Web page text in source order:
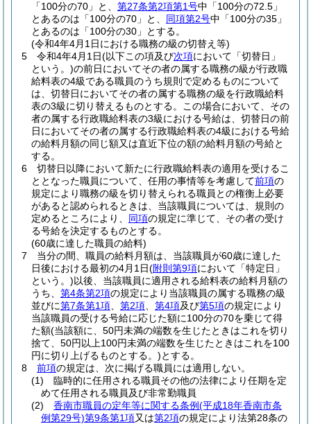
「100分の70」と、 第27条第2項第1号中「100分の72.5」
とあるのは「100分の70」と、 同項第2号中「100分の35」
とあるのは「100分の30」とする。
(令和4年4月1日における職務の級の切替え等)
5
令和4年4月1日(以下この項及び次項において「切替日」
という。)の前日においてその者の属する職務の級が行政職
給料表の4級である職員のうち規則で定めるものについて
は、切替日においてその者の属する職務の級を行政職給料
表の3級に切り替えるものとする。
この場合において、その
者の属する行政職給料表の3級における号給は、切替日の前
日においてその者の属する行政職給料表の4級における号給
の給料月額の同じ額又は直近下位の額の給料月額の号給と
する。
6
切替日以降において新たに行政職給料表の適用を受けるこ
ととなった職員について、任用の事情等を考慮して前項の
規定により職務の級を切り替えられる職員との権衡上必要
があると認められるときは、当該職員については、規則の
定めるところにより、 同項の規定に準じて、その者の受け
る号給を決定するものとする。
(60歳に達した職員の給料)
7
当分の間、職員の給料月額は、当該職員が60歳に達した
日後における最初の4月1日(附則第9項において「特定日」
という。)以後、当該職員に適用される給料表の給料月額の
うち、 第4条第2項の規定により当該職員の属する職務の級
並びに第7条第1項 第2項 第4項及び第5項の規定により
当該職員の受ける号給に応じた額に100分の70を乗じて得
た額(当該額に、50円未満の端数を生じたときはこれを切り
捨て、50円以上100円未満の端数を生じたときはこれを100
円に切り上げるものとする。)とする。
8
前項の規定は、次に掲げる職員には適用しない。
(1)
臨時的に任用される職員その他の法律により任期を定
めて任用される職員及び非常勤職員
(2)
香南市職員の定年等に関する条例(平成18年香南市条
例第29号)第9条第1項又は第2項の規定により法第28条の